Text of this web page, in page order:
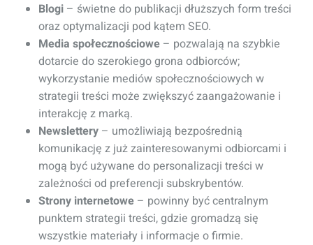
Blogi – świetne do publikacji dłuższych form treści
oraz optymalizacji pod kątem SEO.
Media społecznościowe – pozwalają na szybkie
dotarcie do szerokiego grona odbiorców;
wykorzystanie mediów społecznościowych w
strategii treści może zwiększyć zaangażowanie i
interakcję z marką.
Newslettery – umożliwiają bezpośrednią
komunikację z już zainteresowanymi odbiorcami i
mogą być używane do personalizacji treści w
zależności od preferencji subskrybentów.
Strony internetowe – powinny być centralnym
punktem strategii treści, gdzie gromadzą się
wszystkie materiały i informacje o firmie.